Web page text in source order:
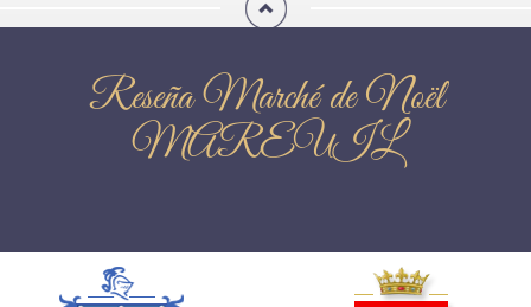
Reseña Marché de Noël
MAREUIL